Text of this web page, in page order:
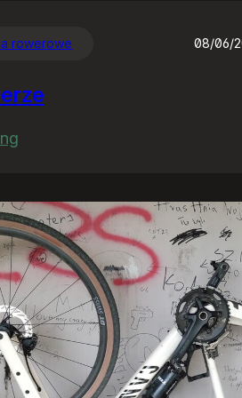
rowerowe 08/06/
rowerze